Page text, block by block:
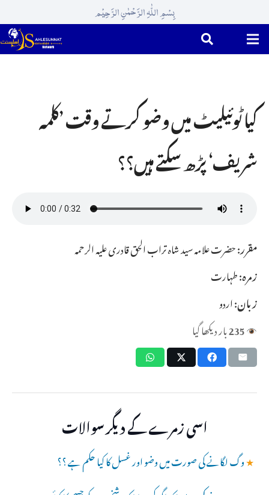
بِسْمِ اللّٰہِ الرَّحْمٰنِ الرَّحِیْم
کیا ٹوئیلیٹ میں وضو کرتے وقت ’کلمہ
شریف‘ پڑھ سکتے ہیں؟؟
مقرر:حضرت علامہ سید شاہ تراب الحق قادری علیہ الرحمہ
زمرہ:طہارت
زبان:اردو
235بار دیکھا گیا
اسی زمرے کے دیگر سوالات
★وگ لگانے کی صورت میں وضو اور غسل کا کیا حکم ہے ؟؟